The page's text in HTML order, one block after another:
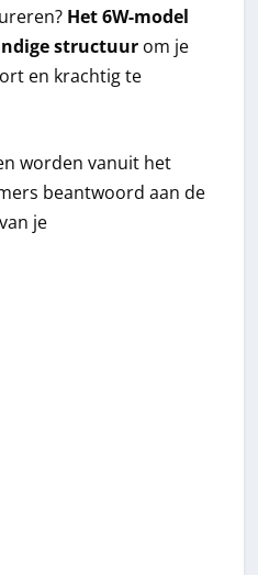
Het 6W-model
structuur om je
en krachtig te
worden vanuit het
beantwoord aan de
je